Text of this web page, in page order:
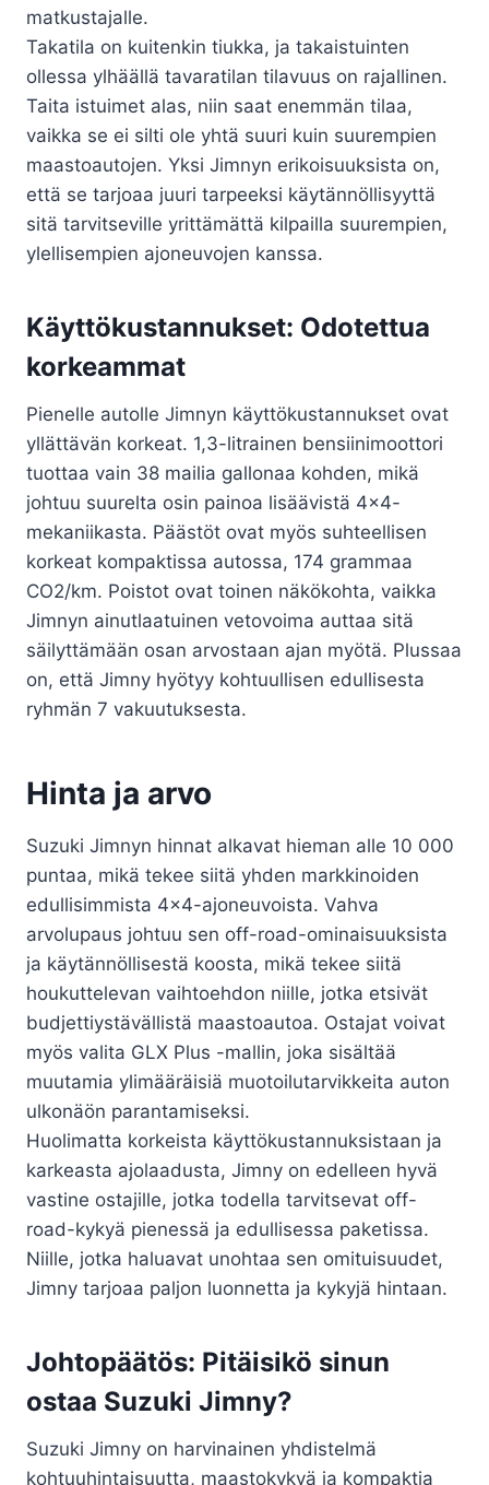
matkustajalle.
Takatila on kuitenkin tiukka, ja takaistuinten
ollessa ylhäällä tavaratilan tilavuus on rajallinen.
Taita istuimet alas, niin saat enemmän tilaa,
vaikka se ei silti ole yhtä suuri kuin suurempien
maastoautojen. Yksi Jimnyn erikoisuuksista on,
että se tarjoaa juuri tarpeeksi käytännöllisyyttä
sitä tarvitseville yrittämättä kilpailla suurempien,
ylellisempien ajoneuvojen kanssa.
Käyttökustannukset: Odotettua
korkeammat
Pienelle autolle Jimnyn käyttökustannukset ovat
yllättävän korkeat. 1,3-litrainen bensiinimoottori
tuottaa vain 38 mailia gallonaa kohden, mikä
johtuu suurelta osin painoa lisäävistä 4×4-
mekaniikasta. Päästöt ovat myös suhteellisen
korkeat kompaktissa autossa, 174 grammaa
CO2/km. Poistot ovat toinen näkökohta, vaikka
Jimnyn ainutlaatuinen vetovoima auttaa sitä
säilyttämään osan arvostaan ​​ajan myötä. Plussaa
on, että Jimny hyötyy kohtuullisen edullisesta
ryhmän 7 vakuutuksesta.
Hinta ja arvo
Suzuki Jimnyn hinnat alkavat hieman alle 10 000
puntaa, mikä tekee siitä yhden markkinoiden
edullisimmista 4×4-ajoneuvoista. Vahva
arvolupaus johtuu sen off-road-ominaisuuksista
ja käytännöllisestä koosta, mikä tekee siitä
houkuttelevan vaihtoehdon niille, jotka etsivät
budjettiystävällistä maastoautoa. Ostajat voivat
myös valita GLX Plus -mallin, joka sisältää
muutamia ylimääräisiä muotoilutarvikkeita auton
ulkonäön parantamiseksi.
Huolimatta korkeista käyttökustannuksistaan ​​ja
karkeasta ajolaadusta, Jimny on edelleen hyvä
vastine ostajille, jotka todella tarvitsevat off-
road-kykyä pienessä ja edullisessa paketissa.
Niille, jotka haluavat unohtaa sen omituisuudet,
Jimny tarjoaa paljon luonnetta ja kykyjä hintaan.
Johtopäätös: Pitäisikö sinun
ostaa Suzuki Jimny?
Suzuki Jimny on harvinainen yhdistelmä
kohtuuhintaisuutta, maastokykyä ja kompaktia